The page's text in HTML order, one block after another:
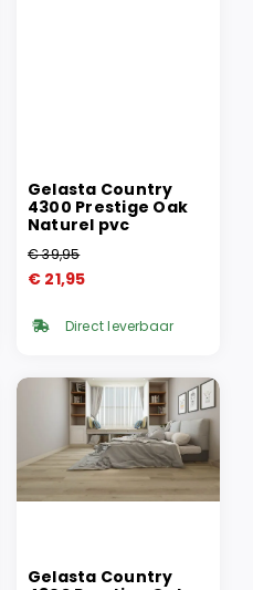
Gelasta Country
4300 Prestige Oak
Naturel pvc
€39,95
Oorspronkelijke
was:
€ 21,95
Huidige
is: Direct leverbaar
Gelasta Country